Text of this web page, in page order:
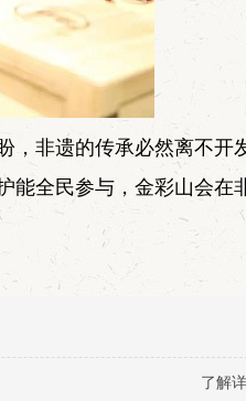
，非遗的传承必然离不开
能全民参与，金彩山会在
了解